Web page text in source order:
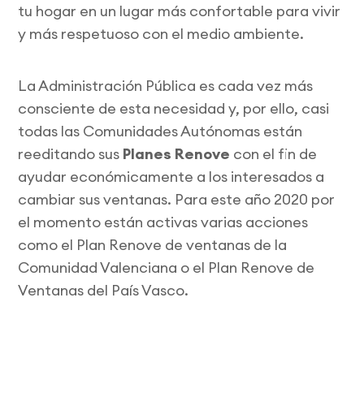
tu hogar en un lugar más confortable para vivir
y más respetuoso con el medio ambiente.
La Administración Pública es cada vez más
consciente de esta necesidad y, por ello, casi
todas las Comunidades Autónomas están
reeditando sus Planes Renove con el fin de
ayudar económicamente a los interesados a
cambiar sus ventanas. Para este año 2020 por
el momento están activas varias acciones
como el Plan Renove de ventanas de la
Comunidad Valenciana o el Plan Renove de
Ventanas del País Vasco.